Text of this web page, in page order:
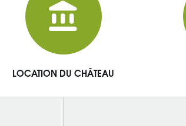
LOCATION DU CHÂTEAU